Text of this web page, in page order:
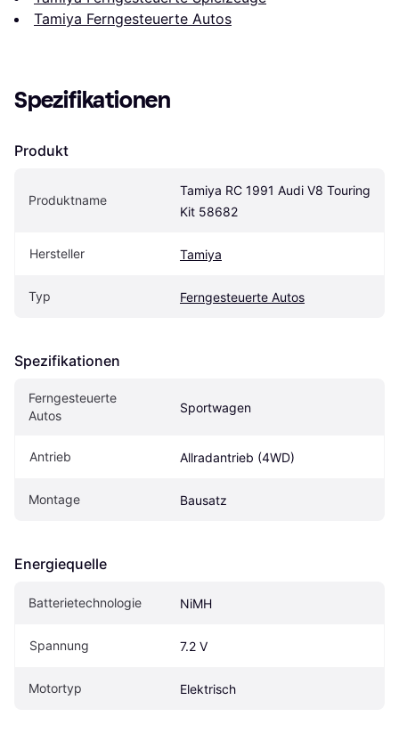
Tamiya Ferngesteuerte Autos
Spezifikationen
Produkt
Produktname
Tamiya RC 1991 Audi V8 Touring
Kit 58682
Hersteller Tamiya
Typ Ferngesteuerte Autos
Spezifikationen
Ferngesteuerte
Autos
Sportwagen
Antrieb Allradantrieb (4WD)
Montage Bausatz
Energiequelle
Batterietechnologie NiMH
Spannung 7.2 V
Motortyp Elektrisch